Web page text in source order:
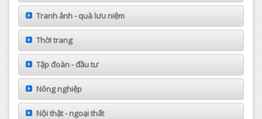
Tranh ảnh - quà lưu niệm
Thời trang
Tập đoàn - đầu tư
Nông nghiệp
Nội thật - ngoại thất